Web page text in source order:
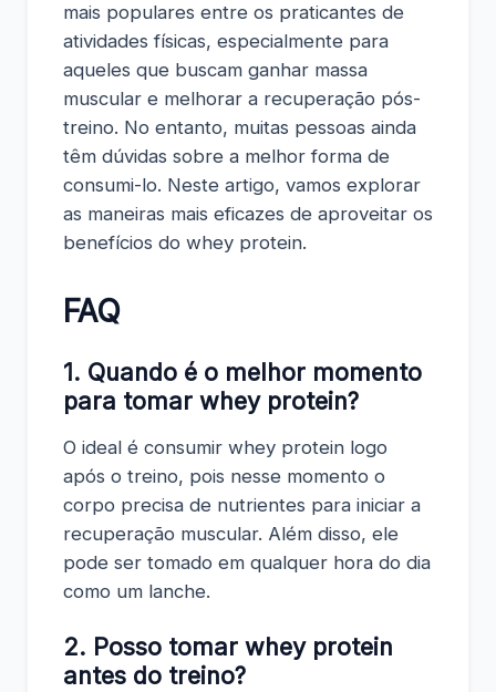
mais populares entre os praticantes de
atividades físicas, especialmente para
aqueles que buscam ganhar massa
muscular e melhorar a recuperação pós-
treino. No entanto, muitas pessoas ainda
têm dúvidas sobre a melhor forma de
consumi-lo. Neste artigo, vamos explorar
as maneiras mais eficazes de aproveitar os
benefícios do whey protein.
FAQ
1. Quando é o melhor momento
para tomar whey protein?
O ideal é consumir whey protein logo
após o treino, pois nesse momento o
corpo precisa de nutrientes para iniciar a
recuperação muscular. Além disso, ele
pode ser tomado em qualquer hora do dia
como um lanche.
2. Posso tomar whey protein
antes do treino?